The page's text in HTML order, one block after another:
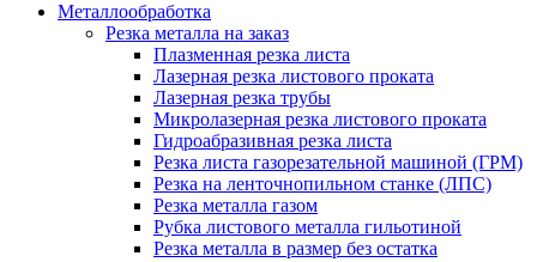
Металлообработка
Резка металла на заказ
Плазменная резка листа
Лазерная резка листового проката
Лазерная резка трубы
Микролазерная резка листового проката
Гидроабразивная резка листа
Резка листа газорезательной машиной (ГРМ)
Резка на ленточнопильном станке (ЛПС)
Резка металла газом
Рубка листового металла гильотиной
Резка металла в размер без остатка